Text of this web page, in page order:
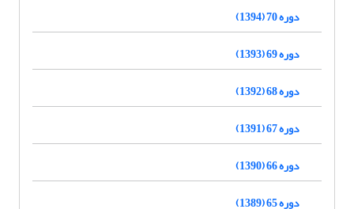
دوره 70 (1394)
دوره 69 (1393)
دوره 68 (1392)
دوره 67 (1391)
دوره 66 (1390)
دوره 65 (1389)